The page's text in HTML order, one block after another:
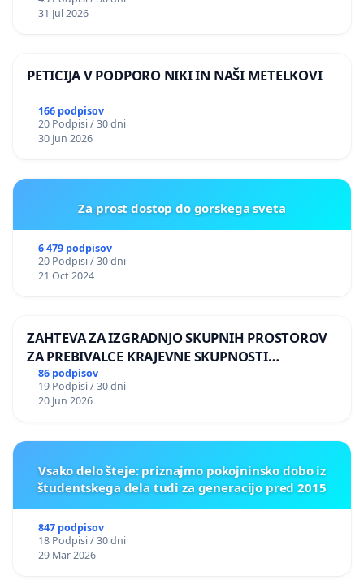
31 Jul 2026
PETICIJA V PODPORO NIKI IN NAŠI METELKOVI
166 podpisov
20 Podpisi / 30 dni
30 Jun 2026
Za prost dostop do gorskega sveta
6 479 podpisov
20 Podpisi / 30 dni
21 Oct 2024
ZAHTEVA ZA IZGRADNJO SKUPNIH PROSTOROV
ZA PREBIVALCE KRAJEVNE SKUPNOSTI
PRESTRANEK
86 podpisov
19 Podpisi / 30 dni
20 Jun 2026
Vsako delo šteje: priznajmo pokojninsko dobo iz
študentskega dela tudi za generacijo pred 2015
847 podpisov
18 Podpisi / 30 dni
29 Mar 2026